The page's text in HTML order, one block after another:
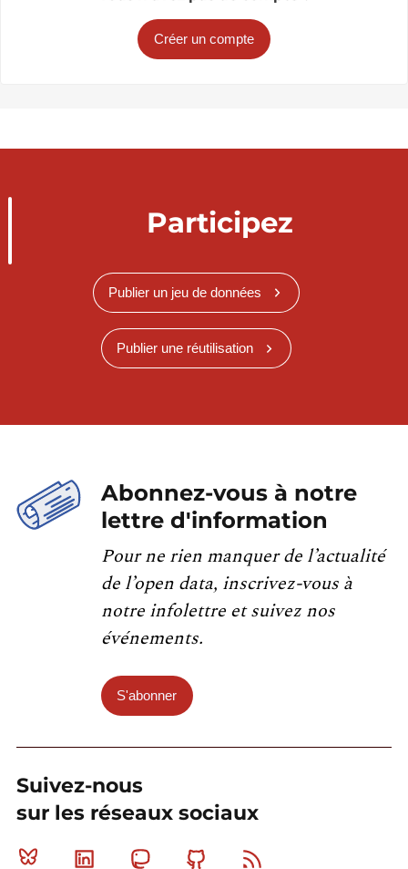
Créer un compte
Participez
Publier un jeu de données
Publier une réutilisation
Abonnez-vous à notre
lettre d'information
Pour ne rien manquer de l’actualité
de l’open data, inscrivez-vous à
notre infolettre et suivez nos
événements.
S'abonner
Suivez-nous
sur les réseaux sociaux
Bluesky Linkedin MastodonGithub